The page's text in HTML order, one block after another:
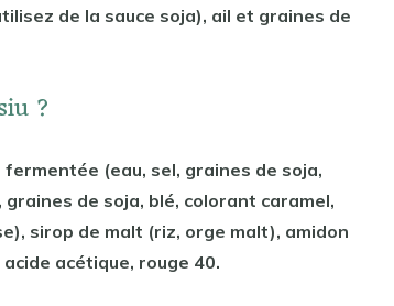
de la sauce soja), ail et graines de
?
fermentée (eau, sel, graines de soja,
de soja, blé, colorant caramel,
sirop de malt (riz, orge malt), amidon
acétique, rouge 40.